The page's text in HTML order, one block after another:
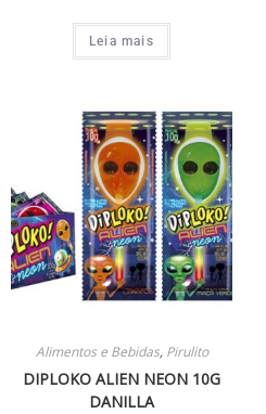
Leia mais
Alimentos e Bebidas, Pirulito
DIPLOKO ALIEN NEON 10G
DANILLA